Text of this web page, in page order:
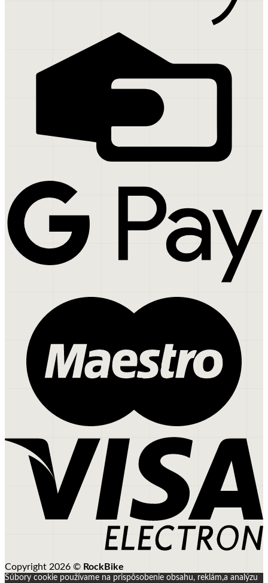
Copyright 2026 © RockBike
Súbory cookie používame na prispôsobenie obsahu, reklám,a analýzu